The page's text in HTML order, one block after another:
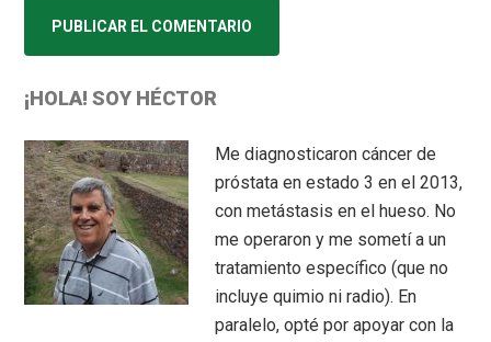
Primary
Sidebar
¡HOLA! SOY HÉCTOR
Me diagnosticaron cáncer de
próstata en estado 3 en el 2013,
con metástasis en el hueso. No
me operaron y me sometí a un
tratamiento específico (que no
incluye quimio ni radio). En
paralelo, opté por apoyar con la